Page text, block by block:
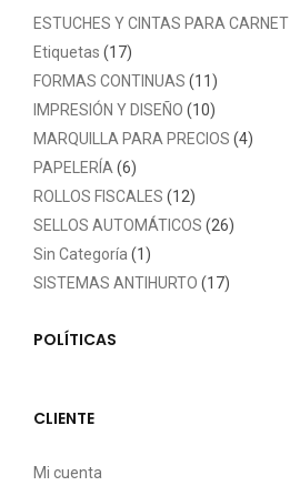
ESTUCHES Y CINTAS PARA CARNET
Etiquetas (17)
FORMAS CONTINUAS (11)
IMPRESIÓN Y DISEÑO (10)
MARQUILLA PARA PRECIOS (4)
PAPELERÍA (6)
ROLLOS FISCALES (12)
SELLOS AUTOMÁTICOS (26)
Sin Categoría (1)
SISTEMAS ANTIHURTO (17)
POLÍTICAS
CLIENTE
Mi cuenta